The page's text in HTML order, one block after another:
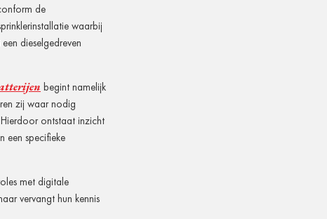
de
waarbij
dieselgedreven
begint namelijk
zij waar nodig
ontstaat inzicht
een specifieke
met digitale
vervangt hun kennis